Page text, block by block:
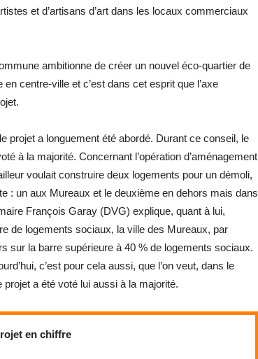
et d’artisans d’art dans les locaux commerciaux
ambitionne de créer un nouvel éco-quartier de
centre-ville et c’est dans cet esprit que l’axe
projet a longuement été abordé. Durant ce conseil, le
à la majorité. Concernant l’opération d’aménagement
voulait construire deux logements pour un démoli,
: un aux Mureaux et le deuxième en dehors mais dans
François Garay (DVG) explique, quant à lui,
de logements sociaux, la ville des Mureaux, par
sur la barre supérieure à 40 % de logements sociaux.
c’est pour cela aussi, que l’on veut, dans le
a été voté lui aussi à la majorité.
en chiffre